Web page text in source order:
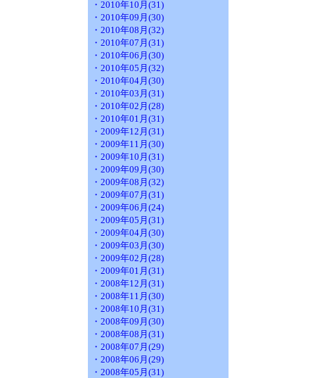
・2010年10月(31)
・2010年09月(30)
・2010年08月(32)
・2010年07月(31)
・2010年06月(30)
・2010年05月(32)
・2010年04月(30)
・2010年03月(31)
・2010年02月(28)
・2010年01月(31)
・2009年12月(31)
・2009年11月(30)
・2009年10月(31)
・2009年09月(30)
・2009年08月(32)
・2009年07月(31)
・2009年06月(24)
・2009年05月(31)
・2009年04月(30)
・2009年03月(30)
・2009年02月(28)
・2009年01月(31)
・2008年12月(31)
・2008年11月(30)
・2008年10月(31)
・2008年09月(30)
・2008年08月(31)
・2008年07月(29)
・2008年06月(29)
・2008年05月(31)